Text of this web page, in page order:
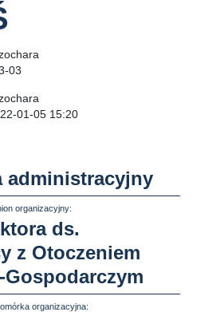
03
01-05 15:20
administracyjny
organizacyjny:
ds.
z Otoczeniem
Gospodarczym
organizacyjna: